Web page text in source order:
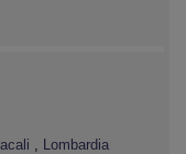
, Lombardia